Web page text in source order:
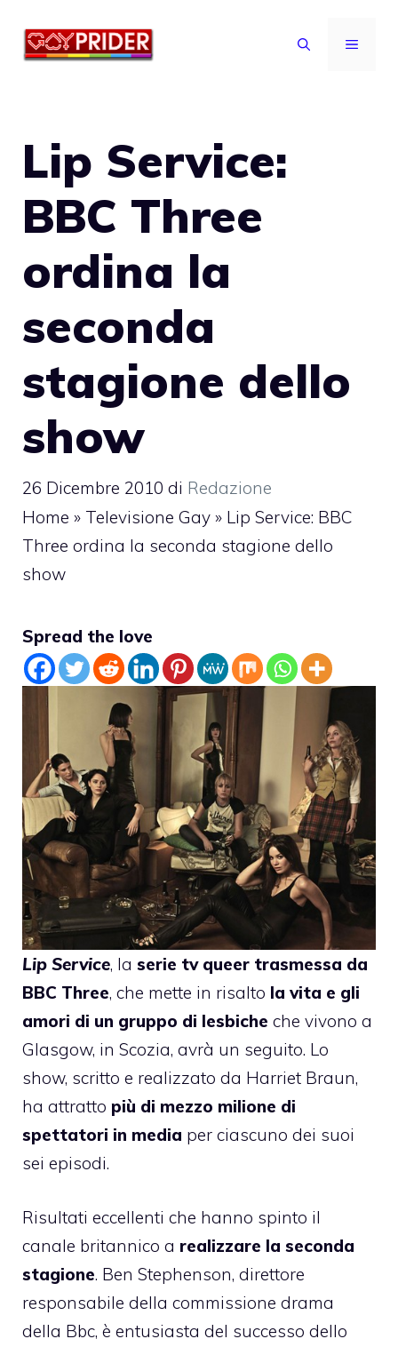
MENU
Lip Service:
BBC Three
ordina la
seconda
stagione dello
show
26 Dicembre 2010 di Redazione
Home » Televisione Gay » Lip Service: BBC
Three ordina la seconda stagione dello
show
Spread the love
Lip Service, la serie tv queer trasmessa da
BBC Three, che mette in risalto la vita e gli
amori di un gruppo di lesbiche che vivono a
Glasgow, in Scozia, avrà un seguito. Lo
show, scritto e realizzato da Harriet Braun,
ha attratto più di mezzo milione di
spettatori in media per ciascuno dei suoi
sei episodi.
Risultati eccellenti che hanno spinto il
canale britannico a realizzare la seconda
stagione. Ben Stephenson, direttore
responsabile della commissione drama
della Bbc, è entusiasta del successo dello